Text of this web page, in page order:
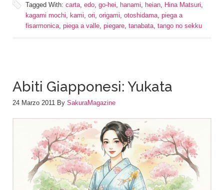
Tagged With: carta edo go-hei hanami heian Hina Matsuri
kagami mochi kami ori origami otoshidama piega a
fisarmonica piega a valle piegare tanabata tango no sekku
Abiti Giapponesi: Yukata
24 Marzo 2011 By SakuraMagazine